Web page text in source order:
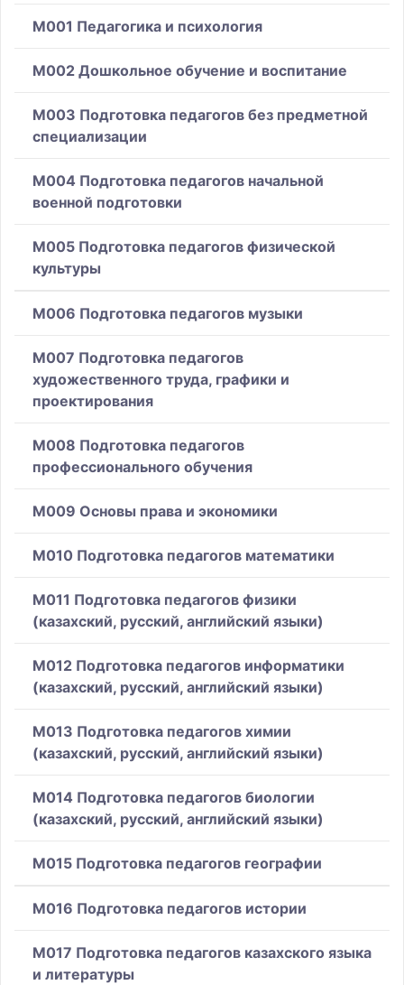
M001 Педагогика и психология
M002 Дошкольное обучение и воспитание
M003 Подготовка педагогов без предметной
специализации
M004 Подготовка педагогов начальной
военной подготовки
M005 Подготовка педагогов физической
культуры
M006 Подготовка педагогов музыки
M007 Подготовка педагогов
художественного труда, графики и
проектирования
M008 Подготовка педагогов
профессионального обучения
M009 Основы права и экономики
M010 Подготовка педагогов математики
M011 Подготовка педагогов физики
(казахский, русский, английский языки)
M012 Подготовка педагогов информатики
(казахский, русский, английский языки)
M013 Подготовка педагогов химии
(казахский, русский, английский языки)
M014 Подготовка педагогов биологии
(казахский, русский, английский языки)
M015 Подготовка педагогов географии
M016 Подготовка педагогов истории
M017 Подготовка педагогов казахского языка
и литературы